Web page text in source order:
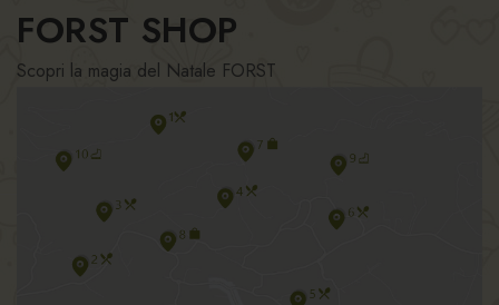
FORST SHOP
Scopri la magia del Natale FORST